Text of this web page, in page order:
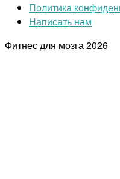
Политика
Написать нам
Фитнес для мозга2026